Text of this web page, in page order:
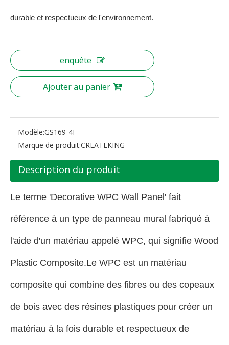
durable et respectueux de l'environnement.
enquête
Ajouter au panier
Modèle:GS169-4F
Marque de produit:CREATEKING
Description du produit
Le terme 'Decorative WPC Wall Panel' fait
référence à un type de panneau mural fabriqué à
l'aide d'un matériau appelé WPC, qui signifie Wood
Plastic Composite.Le WPC est un matériau
composite qui combine des fibres ou des copeaux
de bois avec des résines plastiques pour créer un
matériau à la fois durable et respectueux de